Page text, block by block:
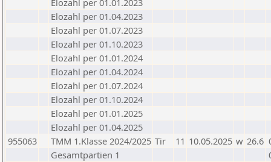
Elozahl per 01.01.2023
Elozahl per 01.04.2023
Elozahl per 01.07.2023
Elozahl per 01.10.2023
Elozahl per 01.01.2024
Elozahl per 01.04.2024
Elozahl per 01.07.2024
Elozahl per 01.10.2024
Elozahl per 01.01.2025
Elozahl per 01.04.2025
955063
TMM 1.Klasse 2024/2025 Tir 11 10.05.2025 w 26.6
Gesamtpartien 1